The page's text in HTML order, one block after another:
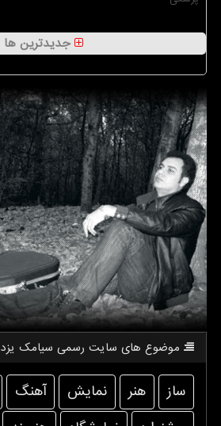
جدیدترین ها
موضوع های سایت رسمی سیامك
ساز هنر نمایش آهنگ